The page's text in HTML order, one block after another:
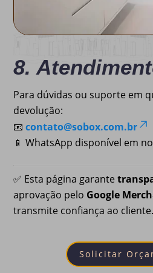
8.
Para dúvidas ou suporte em
devolução:
📧contato@sobox.com.br
📱 WhatsApp disponível em
✅ Esta página garante
aprovação pelo Google
transmite confiança ao cliente.
Solicitar